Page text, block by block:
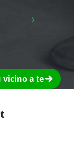
›
vicino a te